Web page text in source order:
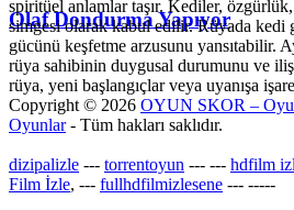
Olaf Dondurma Yapıyor
spiritüel anlamlar taşır. Kediler, özgürlük,
simgesi olarak kabul edilir. Rüyada kedi
gücünü keşfetme arzusunu yansıtabilir.
rüya sahibinin duygusal durumunu ve
rüya, yeni başlangıçlar veya uyanışa
Copyright © 2026 OYUN SKOR –
Oyunlar- Tüm hakları saklıdır.
dizipalizle --- torrentoyun --- --- hdfilm
Film İzle, --- fullhdfilmizlesene --- -----